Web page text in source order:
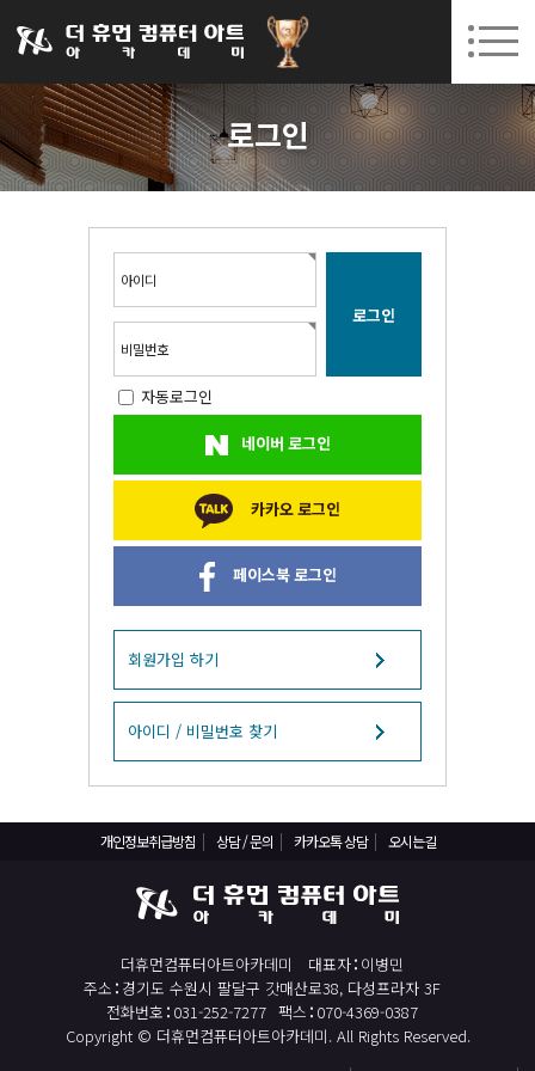
031-252-7277 수원캠퍼스 개강 08. 12.(수)
회원가입 고객센터
로그인
아이디
비밀번호
자동로그인
네이버 로그인
카카오 로그인
페이스북 로그인
회원가입 하기
아이디 / 비밀번호 찾기
개인정보취급방침 상담 / 문의 카카오톡 상담 오시는길
더휴먼컴퓨터아트아카데미 대표자 이병민
주소 경기도 수원시 팔달구 갓매산로38, 다성프라자 3F
전화번호 031-252-7277 팩스 070-4369-0387
Copyright © 더휴먼컴퓨터아트아카데미. All Rights Reserved.
아카데미소개
인사말
국비지원 무료교육
BIM 건축설계 및 실내건축설계(캐드(CAD),맥스(MAX),레빗(REVIT))실무자 양성과정
React, Veu 프레임워크 기반 프론트엔드 개발 양성 지원
반응형/웹퍼블리셔/프론트엔드 웹개발자(웹디자인)
자바(Java)기반 JSP/스프링 웹개발자(정보처리산업기사)(과정평가형)
디지털컨버전스 자바(JAVA)개발자(전자정부 프레임워크/SPRING)
전산세무회계 자격취득과정[전산회계1급/전산세무2급/FAT1급/TAT2급]
컴퓨터활용능력2급(필기+실기) 및 ITQ자격증 취득(한글,엑셀,파워포인트)
직업상담사 2급 (필기+실기) 자격증 취득과정
일러스트 자격증 취득과정(GTQi 1급)
전산회계 1급 / FAT 1급 자격증 취득과정
전산세무 2급 / TAT 2급 자격증 취득과정